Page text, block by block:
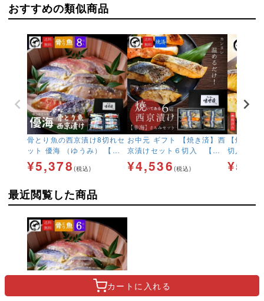
カートに 入れる
おすすめの類似商品
骨とり魚の西京漬け8切れセ
ット 優海 （ゆうみ） 【送
料無料】 味噌漬け 贈答 人
気 定番 骨取り魚 あす着
¥5,378 (税込)
お中元 ギフト 【焼き済】西
京漬けセット６切入 【幸
海】さちみ 味噌漬け 贈答
西京焼き 焼き魚 焼き済
ず 送料無料
¥4,536 (税込)
【焼き済
切入 【
料無料 味
焼き 焼
¥
最近閲覧した商品